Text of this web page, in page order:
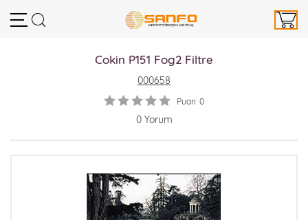
Cokin P151 Fog2 Filtre
000658
Puan: 0
0 Yorum